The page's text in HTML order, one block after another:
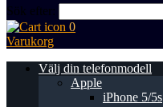
Sök efter:
0
Varukorg
Välj din telefonmodell
Apple
iPhone 5/5s